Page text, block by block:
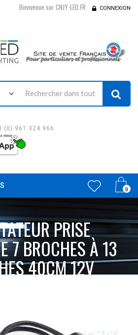
Bienvenue sur CNJY-LED.FR CONNEXION
(0) 961 324 966
0
PRISE
7 BROCHES À 13
40CM 12V